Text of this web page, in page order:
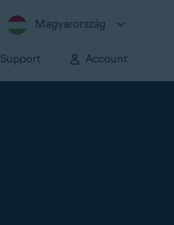
Magyarország
Support Account